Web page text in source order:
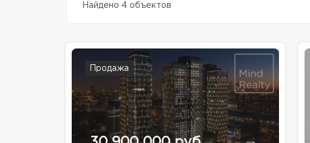
Найдено 4 объектов
Продажа